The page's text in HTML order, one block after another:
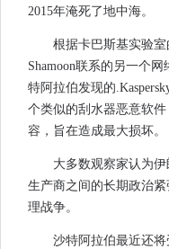
2015年淹死了地中海。
根据卡巴斯基实验
Shamoon联系的另一个
特阿拉伯发现的
个类似的刮水器恶意软
容，旨在造成最大损坏。
大多数观察家认为
生产商之间的长期政治
理战争。
沙特阿拉伯最近还将